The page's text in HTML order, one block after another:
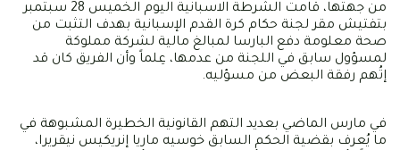
من جهتها، قامت الشرطة الاسبانية اليوم الخميس 28 سبتمبر
بتفتيش مقر لجنة حكام كرة القدم الإسبانية بهدف التثبت من
صحة معلومة دفع البارسا لمبالغ مالية لشركة مملوكة
لمسؤول سابق في اللجنة من عدمها، عِلماً وأن الفريق كان قد
إتُهم رفقة البعض من مسؤليه.
في مارس الماضي بعديد التهم القانونية الخطيرة المشبوهة في
ما يُعرف بقضية الحكم السابق خوسيه ماريا إنريكيس نيقريرا،